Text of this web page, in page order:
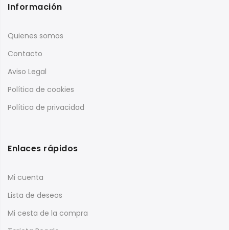
Información
Quienes somos
Contacto
Aviso Legal
Política de cookies
Política de privacidad
Enlaces rápidos
Mi cuenta
Lista de deseos
Mi cesta de la compra